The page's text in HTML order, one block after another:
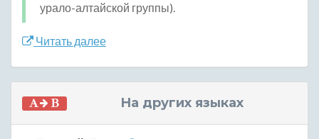
урало-алтайской группы).
Читать далее
На других языках